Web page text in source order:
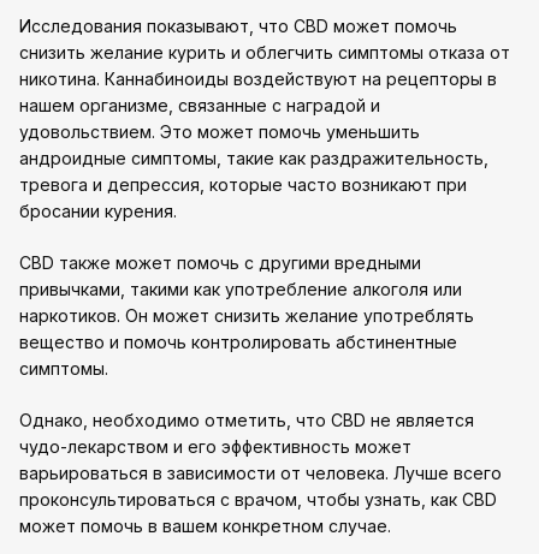
Исследования показывают, что CBD может помочь
снизить желание курить и облегчить симптомы отказа от
никотина. Каннабиноиды воздействуют на рецепторы в
нашем организме, связанные с наградой и
удовольствием. Это может помочь уменьшить
андроидные симптомы, такие как раздражительность,
тревога и депрессия, которые часто возникают при
бросании курения.
CBD также может помочь с другими вредными
привычками, такими как употребление алкоголя или
наркотиков. Он может снизить желание употреблять
вещество и помочь контролировать абстинентные
симптомы.
Однако, необходимо отметить, что CBD не является
чудо-лекарством и его эффективность может
варьироваться в зависимости от человека. Лучше всего
проконсультироваться с врачом, чтобы узнать, как CBD
может помочь в вашем конкретном случае.